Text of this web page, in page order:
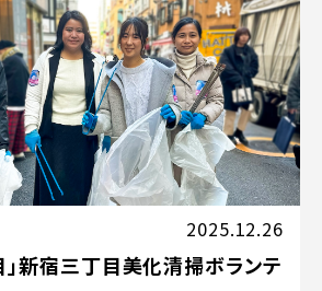
2025.12.26
新宿三丁目美化清掃ボランテ